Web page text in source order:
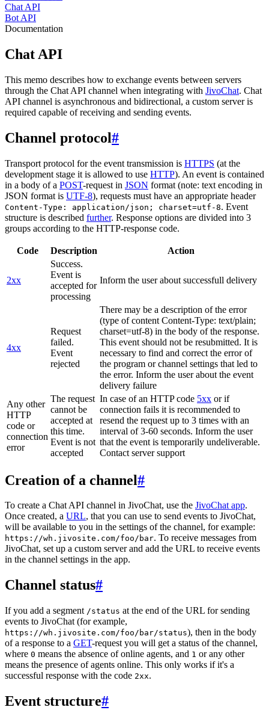
Chat API
Bot API
Documentation
Chat API
This memo describes how to exchange events between servers
through the Chat API channel when integrating with JivoChat. Chat
API channel is asynchronous and bidirectional, a custom server is
required capable of receiving and sending events.
Channel protocol#
Transport protocol for the event transmission is HTTPS (at the
development stage it is allowed to use HTTP). An event is contained
in a body of a POST-request in JSON format (note: text encoding in
JSON format is UTF-8), requests must have an appropriate header
Content-Type: application/json; charset=utf-8. Event
structure is described further. Response options are divided into 3
groups according to the HTTP-response code.
Code Description Action
2xx
Success.
Event is
accepted for
processing
Inform the user about successfull delivery
4xx
Request
failed.
Event
rejected
There may be a description of the error
(type of content Content-Type: text/plain;
charset=utf-8) in the body of the response.
This event should not be resubmitted. It is
necessary to find and correct the error of
the program or channel settings that led to
the error. Inform the user about the event
delivery failure
Any other
HTTP
code or
connection
error
The request
cannot be
accepted at
this time.
Event is not
accepted
In case of an HTTP code 5xx or if
connection fails it is recommended to
resend the request up to 3 times with an
interval of 3-60 seconds. Inform the user
that the event is temporarily undeliverable.
Contact server support
Creation of a channel#
To create a Chat API channel in JivoChat, use the JivoChat app.
Once created, a URL, that you can use to send events to JivoChat,
will be available to you in the settings of the channel, for example:
https://wh.jivosite.com/foo/bar. To receive messages from
JivoChat, set up a custom server and add the URL to receive events
in the channel settings in the app.
Channel status#
If you add a segment /status at the end of the URL for sending
events to JivoChat (for example,
https://wh.jivosite.com/foo/bar/status), then in the body
of a response to a GET-request you will get a status of the channel,
where 0 means the absence of online agents, and 1 or any other
means the presence of agents online. This only works if it's a
successful response with the code 2xx.
Event structure#